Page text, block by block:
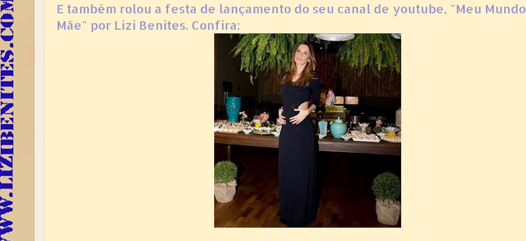
E também rolou a festa de lançamento do seu canal de youtube, "Meu Mundo
Mãe" por Lizi Benites. Confira: